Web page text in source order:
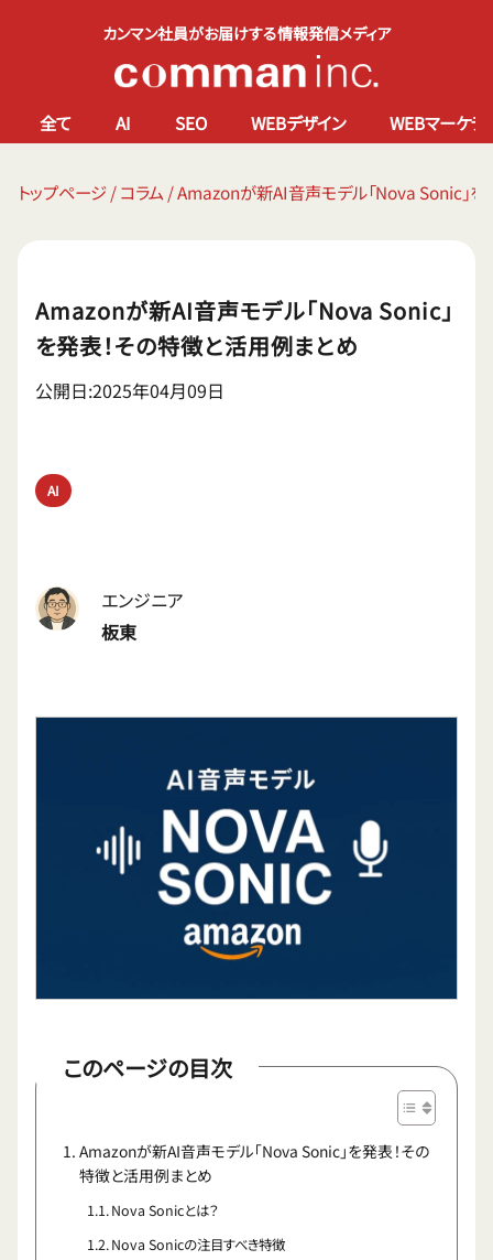
カンマン社員がお届けする情報発信メディア
全て AI SEO WEBデザイン WEBマーケテ
トップページ/コラム /Amazonが新AI音声モデル「Nova Sonic」を
Amazonが新AI音声モデル「Nova Sonic」
を発表！その特徴と活用例まとめ
公開日:2025年04月09日
AI
エンジニア
板東
このページの目次
Amazonが新AI音声モデル「Nova Sonic」を発表！その
特徴と活用例まとめ
Nova Sonicとは？
Nova Sonicの注目すべき特徴